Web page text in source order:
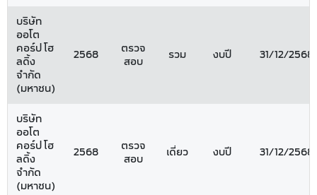
บริษัท
ออโต
คอร์ป โฮ
ลดิ้ง
จำกัด
(มหาชน)
2568
ตรวจ
สอบ
รวม งบปี 31/12/2568
บริษัท
ออโต
คอร์ป โฮ
ลดิ้ง
จำกัด
(มหาชน)
2568
ตรวจ
สอบ
เดี่ยว งบปี 31/12/2568